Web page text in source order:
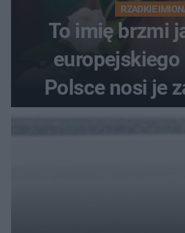
RZADKIE
To imię brzmi
europejskiego
Polsce nosi je